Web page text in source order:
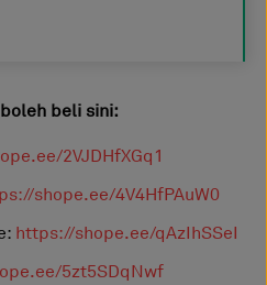
beli sini:
2VJDHfXGq1
shope.ee/4V4HfPAuW0
https://shope.ee/qAzIhSSeI
5zt5SDqNwf